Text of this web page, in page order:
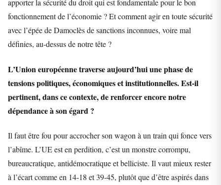
apporter la sécurité du droit qui est fondamentale pour le bon
fonctionnement de l’économie ? Et comment agir en toute sécurité
avec l’épée de Damoclès de sanctions inconnues, voire mal
définies, au-dessus de notre tête ?
L’Union européenne traverse aujourd’hui une phase de
tensions politiques, économiques et institutionnelles. Est-il
pertinent, dans ce contexte, de renforcer encore notre
dépendance à son égard ?
Il faut être fou pour accrocher son wagon à un train qui fonce vers
l’abîme. L’UE est en perdition, c’est un monstre corrompu,
bureaucratique, antidémocratique et belliciste. Il vaut mieux rester
à l’écart comme en 14-18 et 39-45, plutôt que d’être aspirés dans